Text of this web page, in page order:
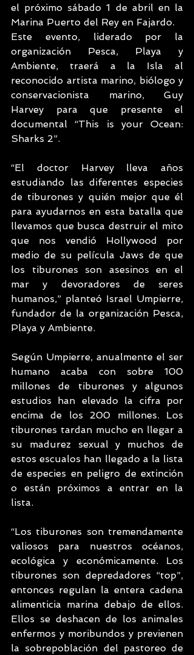
el próximo sábado 1 de abril en la
Marina Puerto del Rey en Fajardo.
Este evento, liderado por la
organización Pesca, Playa y
Ambiente, traerá a la Isla al
reconocido artista marino, biólogo y
conservacionista marino, Guy
Harvey para que presente el
documental “This is your Ocean:
Sharks 2”.
“El doctor Harvey lleva años
estudiando las diferentes especies
de tiburones y quién mejor que él
para ayudarnos en esta batalla que
llevamos que busca destruir el mito
que nos vendió Hollywood por
medio de su película Jaws de que
los tiburones son asesinos en el
mar y devoradores de seres
humanos,” planteó Israel Umpierre,
fundador de la organización Pesca,
Playa y Ambiente.
Según Umpierre, anualmente el ser
humano acaba con sobre 100
millones de tiburones y algunos
estudios han elevado la cifra por
encima de los 200 millones. Los
tiburones tardan mucho en llegar a
su madurez sexual y muchos de
estos escualos han llegado a la lista
de especies en peligro de extinción
o están próximos a entrar en la
lista.
“Los tiburones son tremendamente
valiosos para nuestros océanos,
ecológica y económicamente. Los
tiburones son depredadores “top”,
entonces regulan la entera cadena
alimenticia marina debajo de ellos.
Ellos se deshacen de los animales
enfermos y moribundos y previenen
la sobrepoblación del pastoreo de